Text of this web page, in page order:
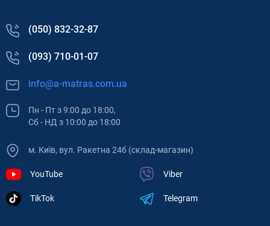
(050) 832-32-87
(093) 710-01-07
info@a-matras.com.ua
Пн - Пт з 9:00 до 18:00,
Сб - НД з 10:00 до 18:00
м. Київ, вул. Ракетна 24б (склад-магазин)
YouTube
TikTok
Viber
Telegram